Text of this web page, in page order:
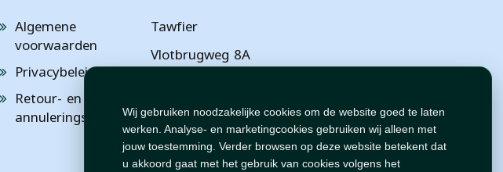
Wij gebruiken noodzakelijke cookies om de website goed te laten
werken. Analyse- en marketingcookies gebruiken wij alleen met
jouw toestemming. Verder browsen op deze website betekent dat
u akkoord gaat met het gebruik van cookies volgens het
Algemene
voorwaarden
Privacybeleid
Retour- en
annuleringsbeleid
Tawfier
Vlotbrugweg 8A
Flevoland
NL